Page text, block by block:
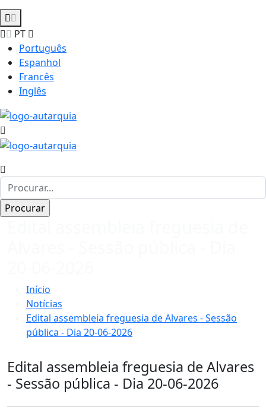
PT
Português
Espanhol
Francês
Inglês
Início
Notícias
Edital assembleia freguesia de Alvares - Sessão
pública - Dia 20-06-2026
Edital assembleia freguesia de Alvares
- Sessão pública - Dia 20-06-2026